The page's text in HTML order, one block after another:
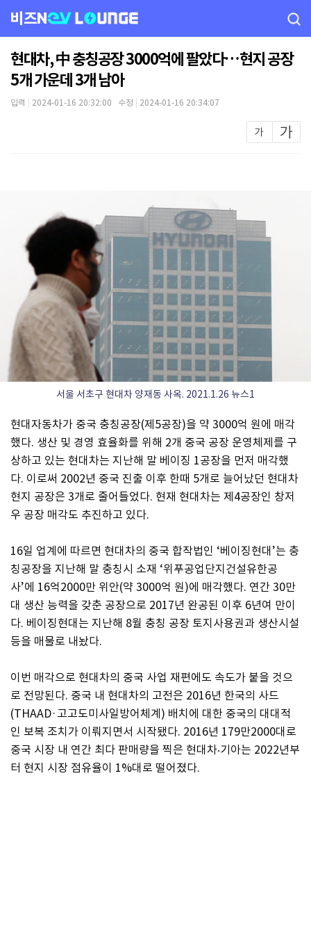
비즈N
현대차, 中 충칭공장 3000억에 팔았다…현지 공장
5개 가운데 3개 남아
입력 2024-01-16 20:32:00 수정 2024-01-16 20:34:07
서울 서초구 현대차 양재동 사옥. 2021.1.26 뉴스1
현대자동차가 중국 충칭공장(제5공장)을 약 3000억 원에 매각
했다. 생산 및 경영 효율화를 위해 2개 중국 공장 운영체제를 구
상하고 있는 현대차는 지난해 말 베이징 1공장을 먼저 매각했
다. 이로써 2002년 중국 진출 이후 한때 5개로 늘어났던 현대차
현지 공장은 3개로 줄어들었다. 현재 현대차는 제4공장인 창저
우 공장 매각도 추진하고 있다.
16일 업계에 따르면 현대차의 중국 합작법인 ‘베이징현대’는 충
칭공장을 지난해 말 충칭시 소재 ‘위푸공업단지건설유한공
사’에 16억2000만 위안(약 3000억 원)에 매각했다. 연간 30만
대 생산 능력을 갖춘 공장으로 2017년 완공된 이후 6년여 만이
다. 베이징현대는 지난해 8월 충칭 공장 토지사용권과 생산시설
등을 매물로 내놨다.
이번 매각으로 현대차의 중국 사업 재편에도 속도가 붙을 것으
로 전망된다. 중국 내 현대차의 고전은 2016년 한국의 사드
(THAAD·고고도미사일방어체계) 배치에 대한 중국의 대대적
인 보복 조치가 이뤄지면서 시작됐다. 2016년 179만2000대로
중국 시장 내 연간 최다 판매량을 찍은 현대차‧기아는 2022년부
터 현지 시장 점유율이 1%대로 떨어졌다.